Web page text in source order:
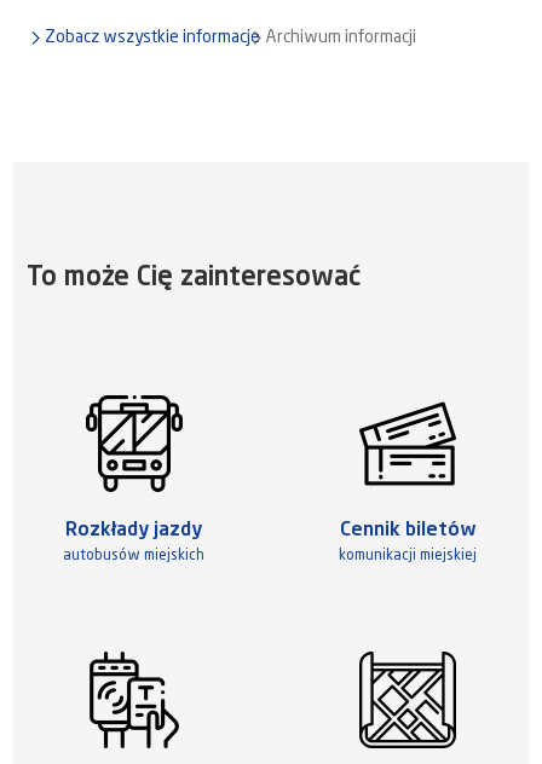
Zobacz wszystkie informacje Archiwum informacji
To może Cię zainteresować
Rozkłady jazdy
autobusów miejskich
Cennik biletów
komunikacji miejskiej